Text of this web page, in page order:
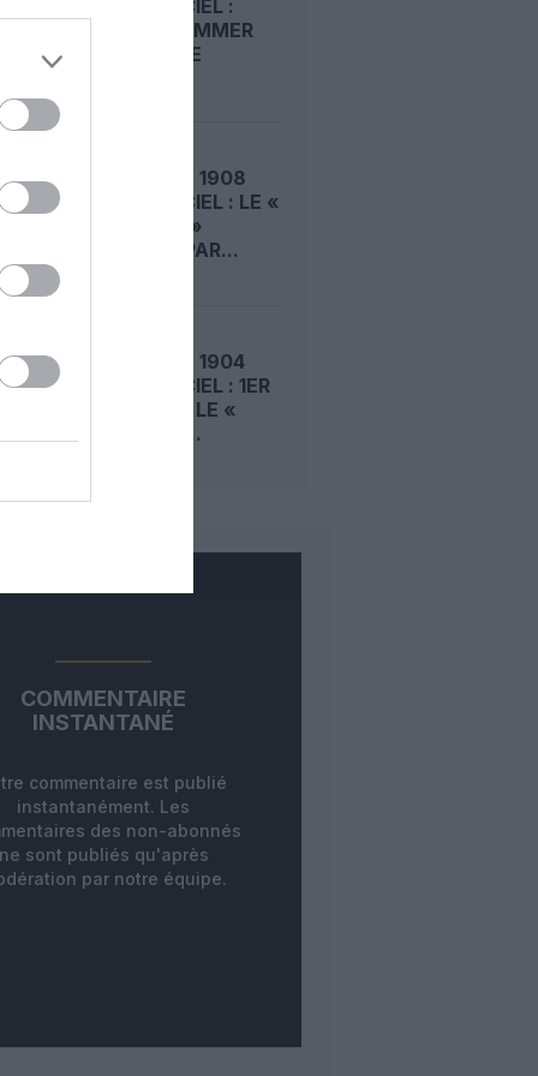
DANS LE CIEL :
ROGER SOMMER
PERMET LE
LE 5 AOÛT 1908
DANS LE CIEL : LE «
ZEPPELIN »
DÉTRUIT PAR...
LE 4 AOÛT 1904
DANS LE CIEL : 1ER
VOL POUR LE «
LEBAUDY...
COMMENTAIRE
INSTANTANÉ
commentaire est publié
instantanément. Les
des non-abonnés
ne sont publiés qu'après
par notre équipe.